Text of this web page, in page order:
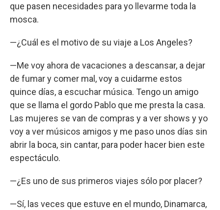
que pasen necesidades para yo llevarme toda la
mosca.
—¿Cuál es el motivo de su viaje a Los Angeles?
—Me voy ahora de vacaciones a descansar, a dejar
de fumar y comer mal, voy a cuidarme estos
quince días, a escuchar música. Tengo un amigo
que se llama el gordo Pablo que me presta la casa.
Las mujeres se van de compras y a ver shows y yo
voy a ver músicos amigos y me paso unos días sin
abrir la boca, sin cantar, para poder hacer bien este
espectáculo.
—¿Es uno de sus primeros viajes sólo por placer?
—Sí, las veces que estuve en el mundo, Dinamarca,